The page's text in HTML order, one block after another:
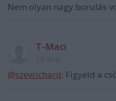
Nem olyan nagy borulás
T-Maci
@szevrichard: Figyeld a